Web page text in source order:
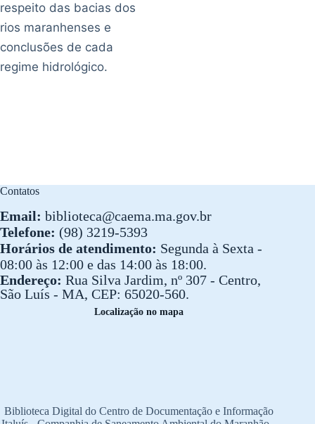
respeito das bacias dos
rios maranhenses e
conclusões de cada
regime hidrológico.
Contatos
Email: biblioteca@caema.ma.gov.br
Telefone: (98) 3219-5393
Horários de atendimento: Segunda à Sexta -
08:00 às 12:00 e das 14:00 às 18:00.
Endereço: Rua Silva Jardim, nº 307 - Centro,
São Luís - MA, CEP: 65020-560.
Localização no mapa
Biblioteca Digital do Centro de Documentação e Informação